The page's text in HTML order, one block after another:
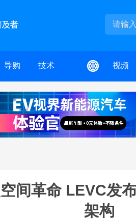
导购 技术 视频
间革命 LEVC发
架构